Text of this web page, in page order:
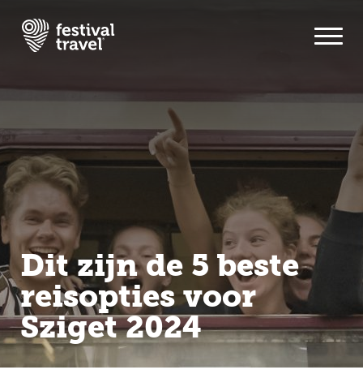
Travel
Inspiratie
Festivalnieuws
Contact
Mijn account
Nederlands
Dit zijn de 5 beste
reisopties voor
Sziget 2024